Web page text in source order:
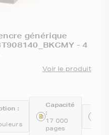
générique
- 4
Voir le produit
:
Capacité
:
17 000
pages